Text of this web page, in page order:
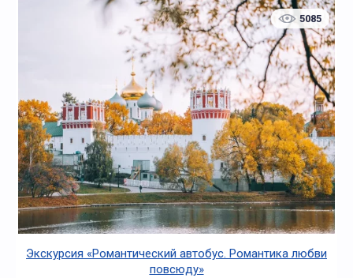
5085
Экскурсия «Романтический автобус. Романтика любви
повсюду»